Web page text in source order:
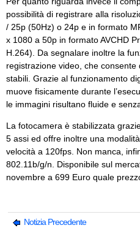
possibilità di registrare alla
/ 25p (50Hz) o 24p e in formato
x 1080 a 50p in formato AVCHD
H.264). Da segnalare inoltre la
registrazione video, che
stabili. Grazie al funzionamento
muove fisicamente durante
le immagini risultano fluide e
La fotocamera è stabilizzata
5 assi ed offre inoltre una
velocità a 120fps. Non manca,
802.11b/g/n. Disponibile sul
novembre a 699 Euro quale
Notizia Precedente